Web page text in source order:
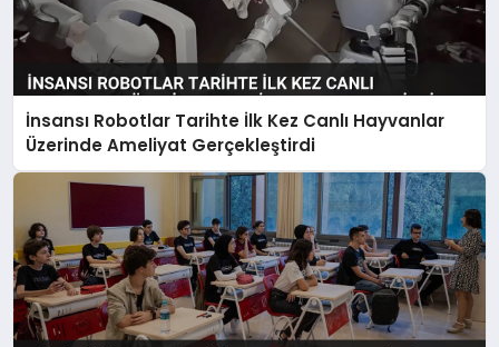
İnsansı Robotlar Tarihte İlk Kez Canlı Hayvanlar
Üzerinde Ameliyat Gerçekleştirdi